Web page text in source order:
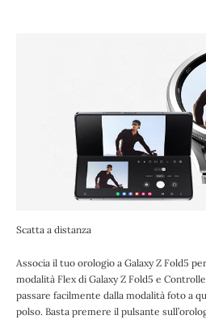
Scatta a distanza
Associa il tuo orologio a Galaxy Z Fold5
modalità Flex di Galaxy Z Fold5 e
passare facilmente dalla modalità foto a
polso. Basta premere il pulsante